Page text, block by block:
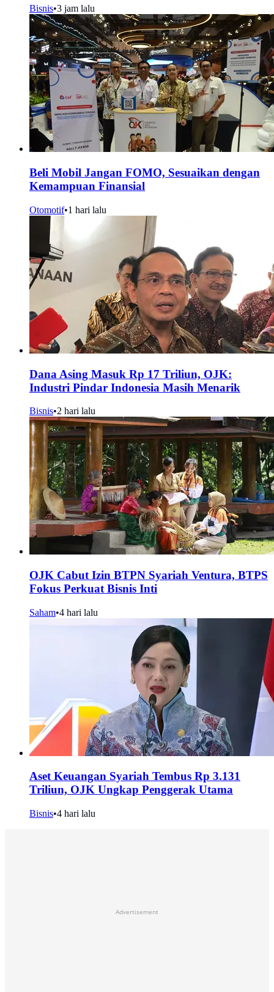
Bisnis•3 jam lalu
Beli Mobil Jangan FOMO, Sesuaikan dengan
Kemampuan Finansial
Otomotif•1 hari lalu
Dana Asing Masuk Rp 17 Triliun, OJK:
Industri Pindar Indonesia Masih Menarik
Bisnis•2 hari lalu
OJK Cabut Izin BTPN Syariah Ventura, BTPS
Fokus Perkuat Bisnis Inti
Saham•4 hari lalu
Aset Keuangan Syariah Tembus Rp 3.131
Triliun, OJK Ungkap Penggerak Utama
Bisnis•4 hari lalu
Advertisement